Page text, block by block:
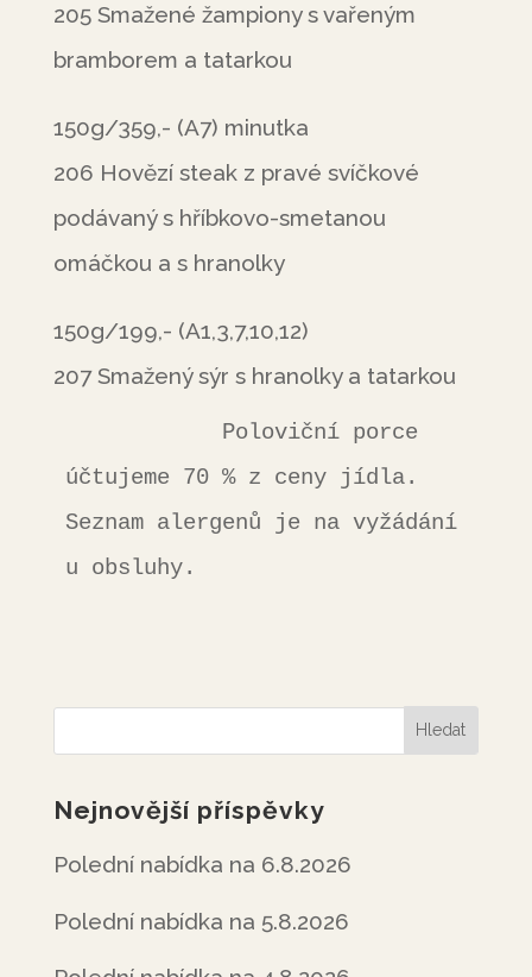
205 Smažené žampiony s vařeným
bramborem a tatarkou
150g/359,- (A7) minutka
206 Hovězí steak z pravé svíčkové
podávaný s hříbkovo-smetanou
omáčkou a s hranolky
150g/199,- (A1,3,7,10,12)
207 Smažený sýr s hranolky a tatarkou
účtujeme 70 % z ceny jídla.
Seznam alergenů je na vyžádání
u obsluhy.
Nejnovější příspěvky
Polední nabídka na 6.8.2026
Polední nabídka na 5.8.2026